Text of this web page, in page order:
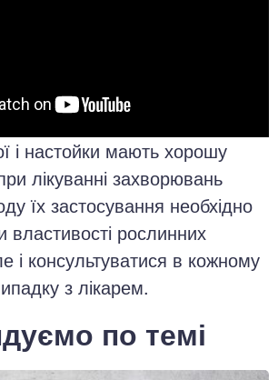
і настойки мають хорошу
лікуванні захворювань
їх застосування необхідно
властивості рослинних
і консультуватися в кожному
з лікарем.
по темі